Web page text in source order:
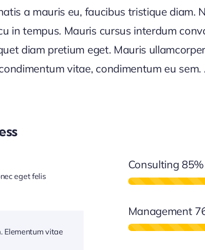
a mauris eu, faucibus tristique diam.
in tempus. Mauris cursus interdum
diam pretium eget. Mauris
vitae, condimentum eu
eget felis
Elementum vitae
Consulting 85%
Management